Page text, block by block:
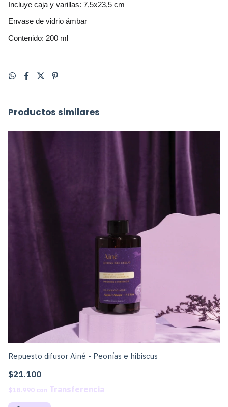
Incluye caja y varillas: 7,5x23,5 cm
Envase de vidrio ámbar
Contenido: 200 ml
Productos similares
Repuesto difusor Ainé - Peonías e hibiscus
$21.100
$18.990 con